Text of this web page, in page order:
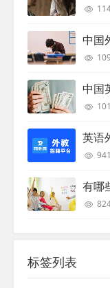
中国
英语
有哪
标签列表